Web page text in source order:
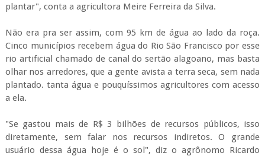
plantar", conta a agricultora Meire Ferreira da Silva.
Não era pra ser assim, com 95 km de água ao lado da roça.
Cinco municípios recebem água do Rio São Francisco por esse
rio artificial chamado de canal do sertão alagoano, mas basta
olhar nos arredores, que a gente avista a terra seca, sem nada
plantado. tanta água e pouquíssimos agricultores com acesso
a ela.
"Se gastou mais de R$ 3 bilhões de recursos públicos, isso
diretamente, sem falar nos recursos indiretos. O grande
usuário dessa água hoje é o sol", diz o agrônomo Ricardo